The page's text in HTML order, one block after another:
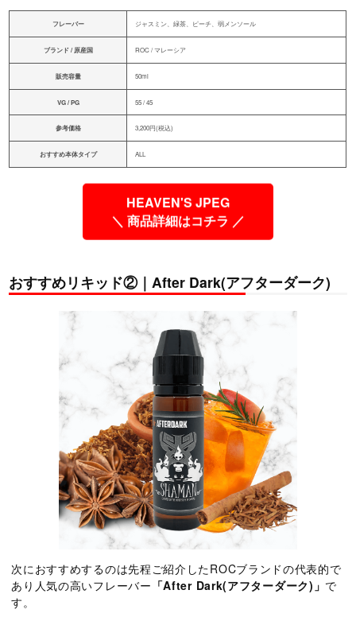
フレーバー ジャスミン、緑茶、ピーチ、弱メンソール
ブランド / 原産国 ROC / マレーシア
販売容量 50ml
VG / PG 55 / 45
参考価格 3,200円(税込)
おすすめ本体タイプ ALL
HEAVEN'S JPEG
＼ 商品詳細はコチラ ／
おすすめリキッド②｜After Dark(アフターダーク)
次におすすめするのは先程ご紹介したROCブランドの代表的で
あり人気の高いフレーバー 「After Dark(アフターダーク)」 で
す。